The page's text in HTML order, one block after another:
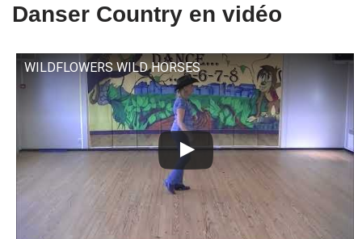
Danser Country en vidéo
WILDFLOWERS WILD HORSES